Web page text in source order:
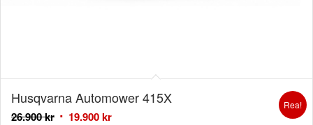
Husqvarna Automower 415X
26.900kr 19.900kr
Rea!